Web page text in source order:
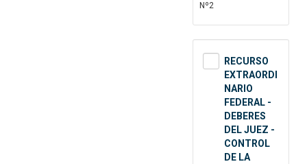
Nº2
RECURSO
EXTRAORDI
NARIO
FEDERAL -
DEBERES
DEL JUEZ -
CONTROL
DE LA